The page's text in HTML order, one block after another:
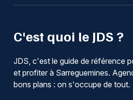
C'est quoi le JDS ?
JDS, c'est le guide de référence
et profiter à Sarreguemines.
bons plans : on s'occupe de tout.